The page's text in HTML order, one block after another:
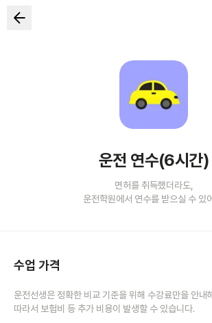
운전 연수(6시간)
면허를 취득했더라도,
운전학원에서 연수를 받으실 수 있
수업 가격
운전선생은 정확한 비교 기준을 위해 수강료만을 안내
따라서 보험비 등 추가 비용이 발생할 수 있습니다.